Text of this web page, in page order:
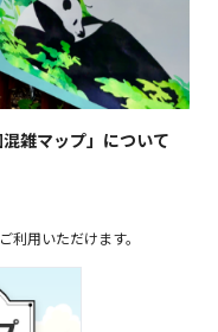
雑マップ」について
利用いただけます。